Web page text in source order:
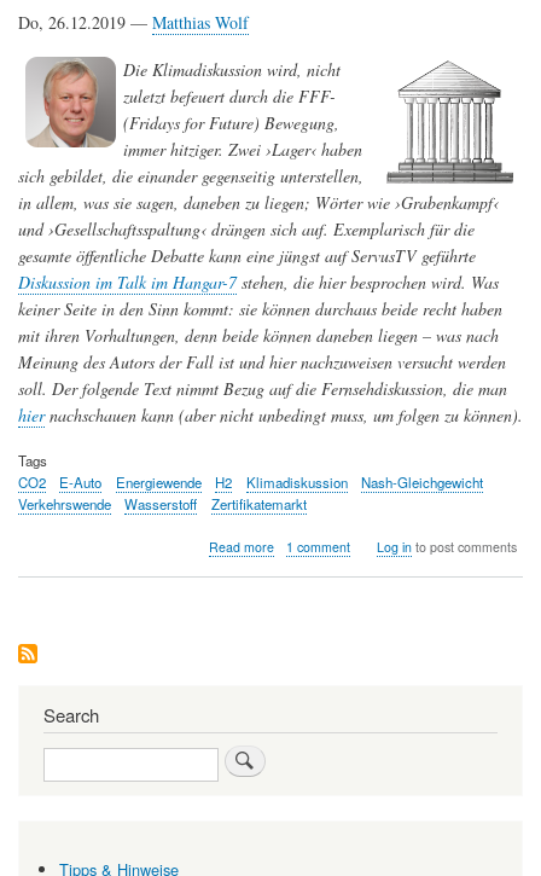
Strom
kommen?
Do, 26.12.2019 — Matthias Wolf
Die Klimadiskussion wird, nicht
zuletzt befeuert durch die FFF-
(Fridays for Future) Bewegung,
immer hitziger. Zwei ›Lager‹ haben
sich gebildet, die einander gegenseitig unterstellen,
in allem, was sie sagen, daneben zu liegen; Wörter wie ›Grabenkampf‹
und ›Gesellschaftsspaltung‹ drängen sich auf. Exemplarisch für die
gesamte öffentliche Debatte kann eine jüngst auf ServusTV geführte
Diskussion im Talk im Hangar-7stehen, die hier besprochen wird. Was
keiner Seite in den Sinn kommt: sie können durchaus beide recht haben
mit ihren Vorhaltungen, denn beide können daneben liegen – was nach
Meinung des Autors der Fall ist und hier nachzuweisen versucht werden
soll. Der folgende Text nimmt Bezug auf die Fernsehdiskussion, die man
hiernachschauen kann (aber nicht unbedingt muss, um folgen zu können).
Tags
CO2
E-Auto Energiewende H2 Klimadiskussion
Nash-Gleichgewicht
Verkehrswende
Wasserstoff Zertifikatemarkt
Read moreabout
1 comment Log into post comments
Search
Search
Tipps & Hinweise